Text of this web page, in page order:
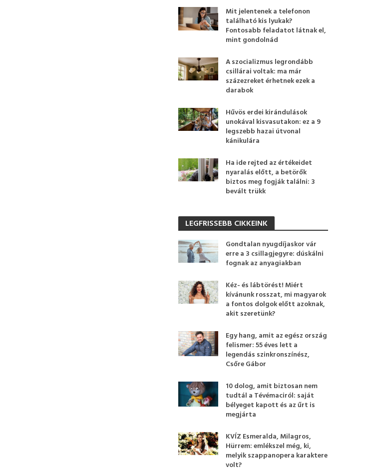
Mit jelentenek a telefonon
található kis lyukak?
Fontosabb feladatot látnak el,
mint gondolnád
A szocializmus legrondább
csillárai voltak: ma már
százezreket érhetnek ezek a
darabok
Hűvös erdei kirándulások
unokával kisvasutakon: ez a 9
legszebb hazai útvonal
kánikulára
Ha ide rejted az értékeidet
nyaralás előtt, a betörők
biztos meg fogják találni: 3
bevált trükk
LEGFRISSEBB CIKKEINK
Gondtalan nyugdíjaskor vár
erre a 3 csillagjegyre: dúskálni
fognak az anyagiakban
Kéz- és lábtörést! Miért
kívánunk rosszat, mi magyarok
a fontos dolgok előtt azoknak,
akit szeretünk?
Egy hang, amit az egész ország
felismer: 55 éves lett a
legendás szinkronszínész,
Csőre Gábor
10 dolog, amit biztosan nem
tudtál a Tévémaciról: saját
bélyeget kapott és az űrt is
megjárta
KVÍZ Esmeralda, Milagros,
Hürrem: emlékszel még, ki,
melyik szappanopera karaktere
volt?